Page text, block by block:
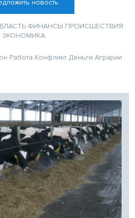
новость
ФИНАНСЫ ПРОИСШЕСТВИЯ
ЭКОНОМИКА
Работа Конфликт Деньги Аграрии